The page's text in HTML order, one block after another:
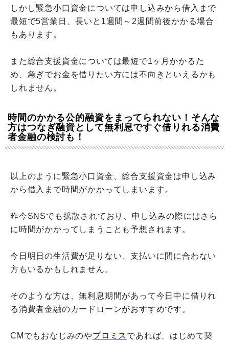
しかし緊急小口資金については申し込みから借入まで
最短で5営業日、長いと1週間～2週間前後かかる場合
もあります。
また総合支援資金については最短で1ヶ月かかるた
め、急ぎでお金を借りたい方には不向きといえるかも
しれません。
時間のかかる公的融資をまってられない！そんな
方はつなぎ融資として無利息ですぐ借りれる消費
者金融の検討も！
以上のように緊急小口資金、総合支援資金は申し込み
から借入まで時間がかかってしまいます。
昨今SNSでも拡散されており、申し込みの際にはさら
に時間がかかってしまうことも予想されます。
今日明日の生活費が足りない、支払いに間に合わない
方もいるかもしれません。
そのような方は、無利息期間があって今日中に借りれ
る消費者金融のカードローンがおすすめです。
CMでもおなじみのやプロミス であれば、はじめて契